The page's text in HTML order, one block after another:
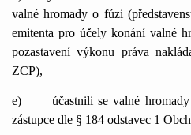
valné hromady o fúzi
emitenta pro účely konání valné
pozastavení výkonu práva
ZCP),
e)
účastnili se valné
zástupce dle § 184 odstavec 1